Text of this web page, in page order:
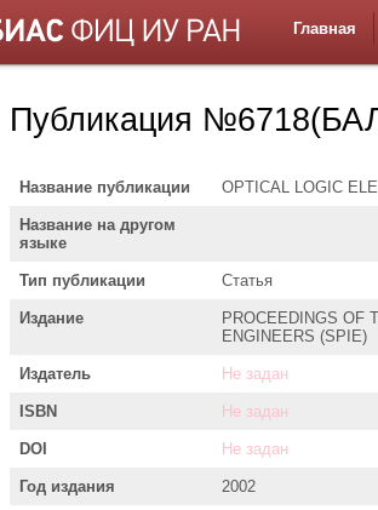
Главная
Публикация
Название публикации OPTICAL LOGIC
Название на другом
языке
Тип публикации Статья
Издание
PROCEEDINGS OF
ENGINEERS (SPIE)
Издатель Не задан
ISBN Не задан
DOI Не задан
Год издания 2002